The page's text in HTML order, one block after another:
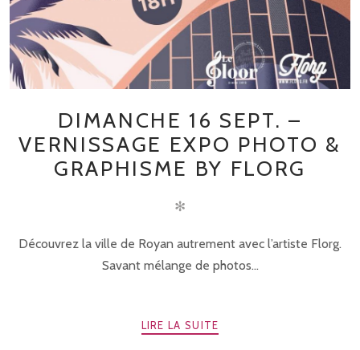
DIMANCHE 16 SEPT. –
VERNISSAGE EXPO PHOTO &
GRAPHISME BY FLORG
✻
Découvrez la ville de Royan autrement avec l’artiste Florg.
Savant mélange de photos...
LIRE LA SUITE